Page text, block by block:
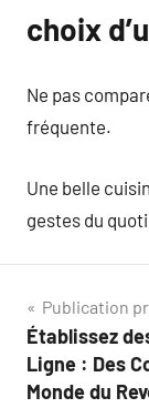
choix
Ne pas
fréquente.
Une belle
gestes du
de
l’article
Publication
Établissez
Ligne : Des
Monde du